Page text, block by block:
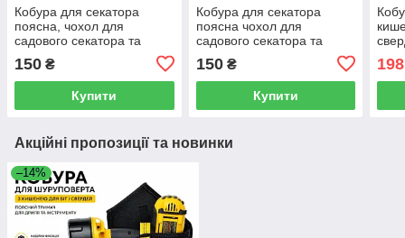
Кобура для секатора
поясна, чохол для
садового секатора та
зелена, 250х90 мм
150 ₴
Купити
Кобура для секатора
поясна чохол для
садового секатора та
ножиць поліестер чорна
250×90 мм
150₴
Купити
Акційні пропозиції та новинки
–14%